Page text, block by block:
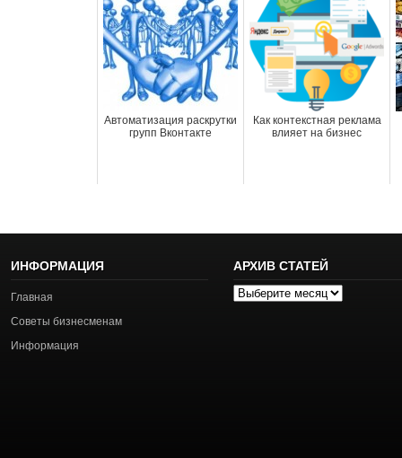
Автоматизация раскрутки
групп Вконтакте
Как контекстная реклама
влияет на бизнес
ИНФОРМАЦИЯ
Главная
Советы бизнесменам
Информация
АРХИВ СТАТЕЙ
Архив